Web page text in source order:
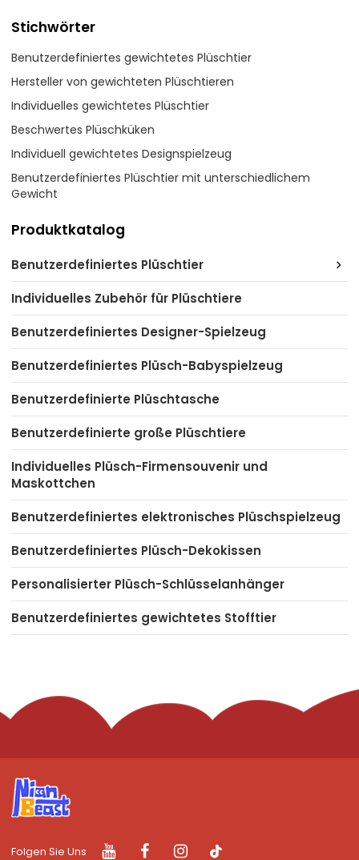
Stichwörter
Benutzerdefiniertes gewichtetes Plüschtier
Hersteller von gewichteten Plüschtieren
Individuelles gewichtetes Plüschtier
Beschwertes Plüschküken
Individuell gewichtetes Designspielzeug
Benutzerdefiniertes Plüschtier mit unterschiedlichem
Gewicht
Produktkatalog
Benutzerdefiniertes Plüschtier
Individuelles Zubehör für Plüschtiere
Benutzerdefiniertes Designer-Spielzeug
Benutzerdefiniertes Plüsch-Babyspielzeug
Benutzerdefinierte Plüschtasche
Benutzerdefinierte große Plüschtiere
Individuelles Plüsch-Firmensouvenir und
Maskottchen
Benutzerdefiniertes elektronisches Plüschspielzeug
Benutzerdefiniertes Plüsch-Dekokissen
Personalisierter Plüsch-Schlüsselanhänger
Benutzerdefiniertes gewichtetes Stofftier
Folgen Sie Uns